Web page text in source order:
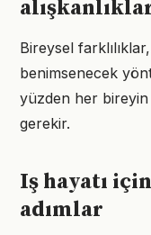
Bireysel
benimsenecek
yüzden her
gerekir.
Iş hayatı
adımlar